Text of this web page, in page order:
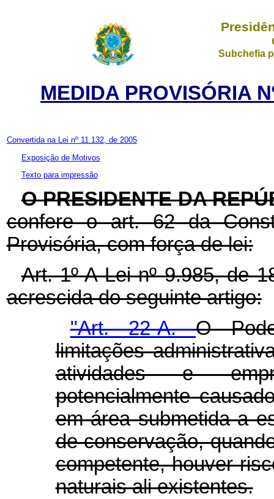
Subchefia
MEDIDA PROVISÓRIA
Convertida na Lei nº 11.132, de 2005
Exposição de Motivos
Texto para impressão
O PRESIDENTE DA
confere o art. 62 da
Provisória, com força de lei:
Art. 1º A Lei nº 9.985, de
acrescida do seguinte artigo:
"Art. 22-A.O
limitações
atividades e
potencialmente
em área submetida a
de conservação,
competente, houver
naturais ali existentes.